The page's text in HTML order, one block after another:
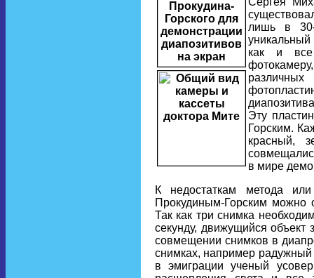
лишь в 30-
уникальный
как и все
Эту
Горским.
красный,
в мире
К недостаткам метода
Прокудиным-Горским можно
Так как три снимка
секунду, движущийся объект
совмещении снимков в
снимках, например
в эмиграции ученый